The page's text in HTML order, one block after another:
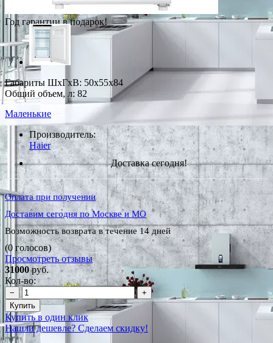
Год гарантии в подарок!
Габариты ШxГxВ: 50x55x84
Общий объем, л: 82
Маленькие
Производитель:
Haier
Доставка сегодня!
Оплата при получении
Доставим сегодня по Москве и МО
Возможность возврата в течение 14 дней
(0 голосов)
Просмотреть отзывы
31000руб.
Кол-во:
−
+
Купить
Купить в один клик
Нашли дешевле? Сделаем скидку!